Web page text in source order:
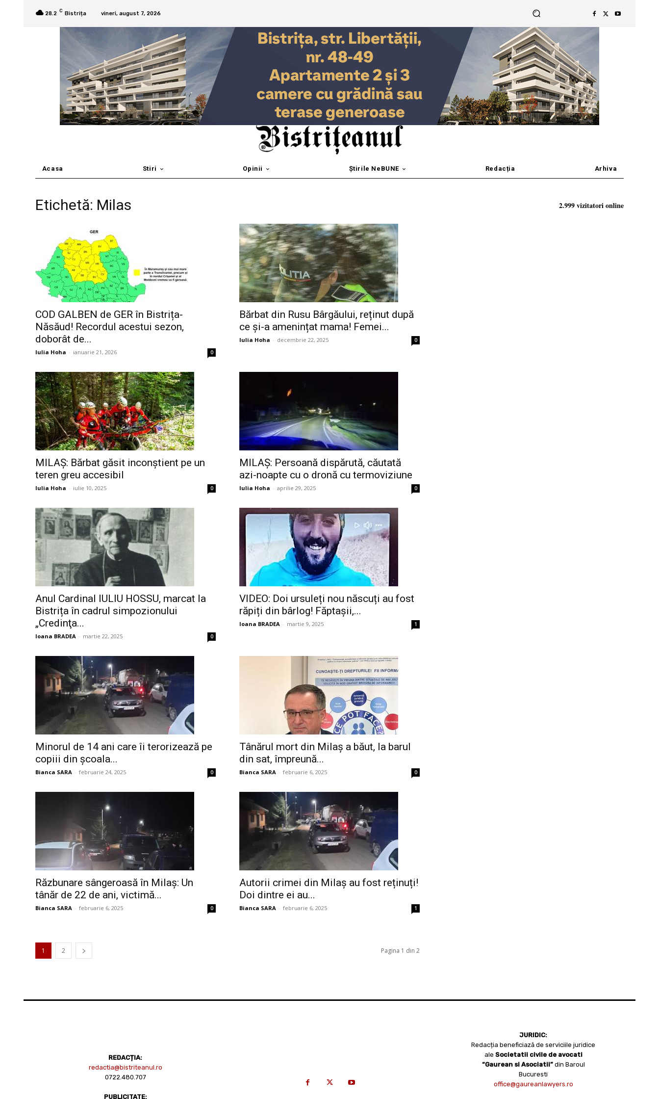
28.2 C Bistrița vineri, august 7, 2026
Acasa Stiri Opinii Știrile NeBUNE Redacția Arhiva
Etichetă: Milas
COD GALBEN de GER în Bistrița-
Năsăud! Recordul acestui sezon,
doborât de...
Iulia Hoha - ianuarie 21, 2026 0
Bărbat din Rusu Bârgăului, reținut după
ce și-a amenințat mama! Femei...
Iulia Hoha - decembrie 22, 2025 0
MILAȘ: Bărbat găsit inconștient pe un
teren greu accesibil
Iulia Hoha - iulie 10, 2025 0
MILAȘ: Persoană dispărută, căutată
azi-noapte cu o dronă cu termoviziune
Iulia Hoha - aprilie 29, 2025 0
Anul Cardinal IULIU HOSSU, marcat la
Bistrița în cadrul simpozionului
„Credinţa...
Ioana BRADEA - martie 22, 2025 0
VIDEO: Doi ursuleți nou născuți au fost
răpiți din bârlog! Făptașii,...
Ioana BRADEA - martie 9, 2025 1
Minorul de 14 ani care îi terorizează pe
copiii din școala...
Bianca SARA - februarie 24, 2025 0
Tânărul mort din Milaș a băut, la barul
din sat, împreună...
Bianca SARA - februarie 6, 2025 0
Răzbunare sângeroasă în Milaș: Un
tânăr de 22 de ani, victimă...
Bianca SARA - februarie 6, 2025 0
Autorii crimei din Milaș au fost reținuți!
Doi dintre ei au...
Bianca SARA - februarie 6, 2025 1
1 2 Pagina 1 din 2
2.999 vizitatori online
REDACȚIA:
redactia@bistriteanul.ro
0722.480.707
PUBLICITATE:
JURIDIC:
Redacția beneficiază de serviciile juridice
ale Societatii civile de avocati
“Gaurean si Asociatii” din Baroul
Bucuresti
office@gaureanlawyers.ro